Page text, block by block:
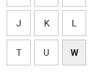
J K L
T U W